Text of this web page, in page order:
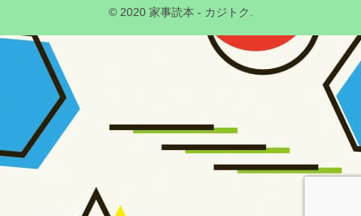
© 2020 家事読本 - カジトク.